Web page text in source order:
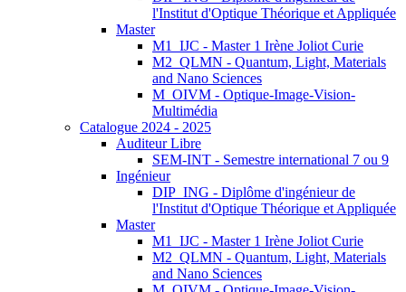
l'Institut d'Optique Théorique et Appliquée
Master
M1_IJC - Master 1 Irène Joliot Curie
M2_QLMN - Quantum, Light, Materials
and Nano Sciences
M_OIVM - Optique-Image-Vision-
Multimédia
Catalogue 2024 - 2025
Auditeur Libre
SEM-INT - Semestre international 7 ou 9
Ingénieur
DIP_ING - Diplôme d'ingénieur de
l'Institut d'Optique Théorique et Appliquée
Master
M1_IJC - Master 1 Irène Joliot Curie
M2_QLMN - Quantum, Light, Materials
and Nano Sciences